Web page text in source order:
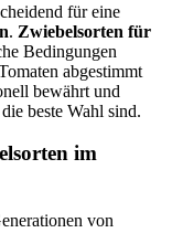
für eine
. Zwiebelsorten für
Bedingungen
abgestimmt
bewährt und
beste Wahl sind.
im
von